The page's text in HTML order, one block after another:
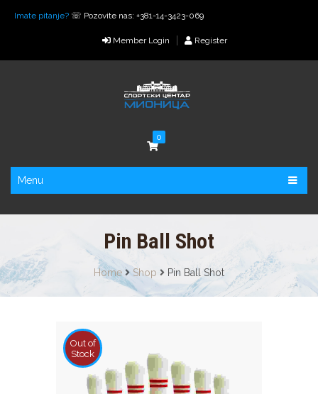
Imate pitanje? ☏ Pozovite nas: +381-14-3423-069
Member Login Register
0
Menu
Pin Ball Shot
Home Shop Pin Ball Shot
Out of
Stock